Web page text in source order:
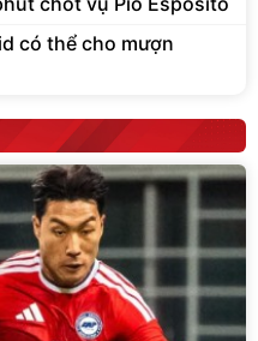
có thể cho mượn